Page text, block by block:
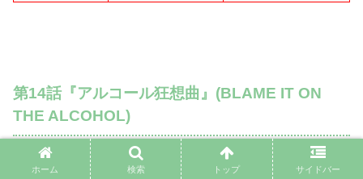
第14話『アルコール狂想曲』(BLAME IT ON
THE ALCOHOL)
原曲（ヒット
ホーム 検索 トップ サイドバー